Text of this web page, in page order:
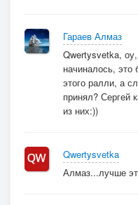
Гараев Алмаз
Qwertysvetka,
начиналось,
этого ралли, а
принял? Сергей
из них:))
Qwertysvetka
Алмаз...лучше